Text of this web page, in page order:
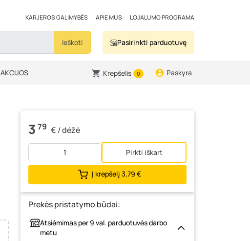
KARJEROS GALIMYBĖS APIE MUS LOJALUMO PROGRAMA
Ieškoti Pasirinkti parduotuvę
AKCIJOS Krepšelis 0 Paskyra
3 79 € / dėžė
Pirkti iškart
Į krepšelį 3,79 €
Prekės pristatymo būdai:
Atsiėmimas per 9 val. parduotuvės darbo
metu